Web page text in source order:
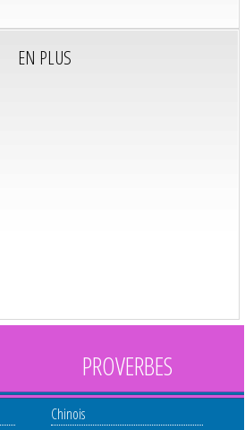
EN PLUS
PROVERBES
Chinois